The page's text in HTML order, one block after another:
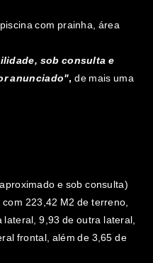
com prainha, área
sob consulta e
anunciado", de mais uma
e sob consulta)
com 223,42 M2 de terreno,
9,93 de outra lateral,
frontal, além de 3,65 de